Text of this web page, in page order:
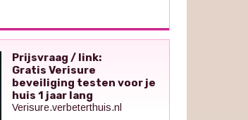
Prijsvraag / link:
Gratis Verisure
beveiliging testen voor je
huis 1 jaar lang
Verisure.verbeterthuis.nl